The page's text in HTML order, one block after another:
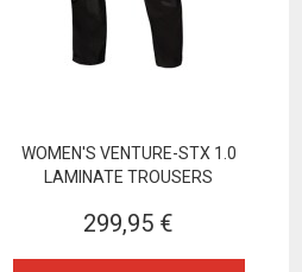
WOMEN'S VENTURE-STX 1.0
LAMINATE TROUSERS
299,95 €